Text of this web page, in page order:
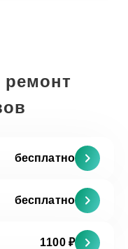
ремонт
бесплатно
бесплатно
1100 ₽